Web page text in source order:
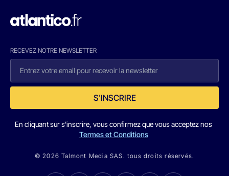
RECEVEZ NOTRE NEWSLETTER
S'INSCRIRE
En cliquant sur s'inscrire, vous confirmez que vous acceptez nos
Termes et Conditions
© 2026 Talmont Media SAS. tous droits réservés.